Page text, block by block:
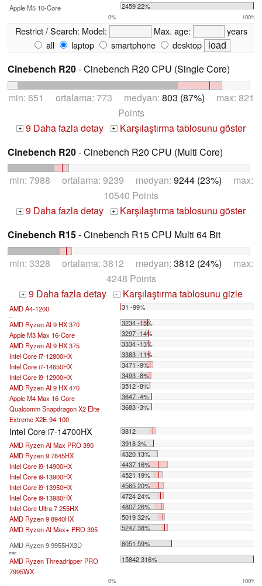
Apple M5 10-Core 2459 22%
0% 100%
Restrict / Search: Model: Max. age:
years
all
laptop smartphone desktop
Cinebench R20- Cinebench R20 CPU (Single Core)
min: 651 ortalama: 773 medyan: 803 (87%) max: 821
Points
+ 9 Daha fazla detay + Karşılaştırma tablosunu göster
Cinebench R20- Cinebench R20 CPU (Multi Core)
min: 7988 ortalama: 9239 medyan: 9244 (23%) max:
10540 Points
+ 9 Daha fazla detay + Karşılaştırma tablosunu göster
Cinebench R15- Cinebench R15 CPU Multi 64 Bit
min: 3328 ortalama: 3812 medyan: 3812 (24%) max:
4248 Points
+ 9 Daha fazla detay - Karşılaştırma tablosunu gizle
AMD A4-1200 31 -99%
...
AMD Ryzen AI 9 HX 370
3234 -15%
Apple M3 Max 16-Core
3297 -14%
AMD Ryzen AI 9 HX 375
3334 -13%
Intel Core i7-12800HX
3383 -11%
Intel Core i7-14650HX
3471 -9%
Intel Core i9-12900HX
3493 -8%
AMD Ryzen AI 9 HX 470
3512 -8%
Apple M4 Max 16-Core
3647 -4%
Qualcomm Snapdragon X2 Elite
Extreme X2E-94-100
3683 -3%
Intel Core i7-14700HX
3812
AMD Ryzen AI Max PRO 390
3918 3%
AMD Ryzen 9 7845HX
4320 13%
Intel Core i9-14900HX
4437 16%
Intel Core i9-13900HX
4521 19%
Intel Core i9-13950HX
4565 20%
Intel Core i9-13980HX
4724 24%
Intel Core Ultra 7 255HX
4807 26%
AMD Ryzen 9 8940HX
5019 32%
AMD Ryzen AI Max+ PRO 395
5247 38%
...
AMD Ryzen 9 9955HX3D 6051 59%
max:
AMD Ryzen Threadripper PRO
7995WX
15842 316%
0% 100%